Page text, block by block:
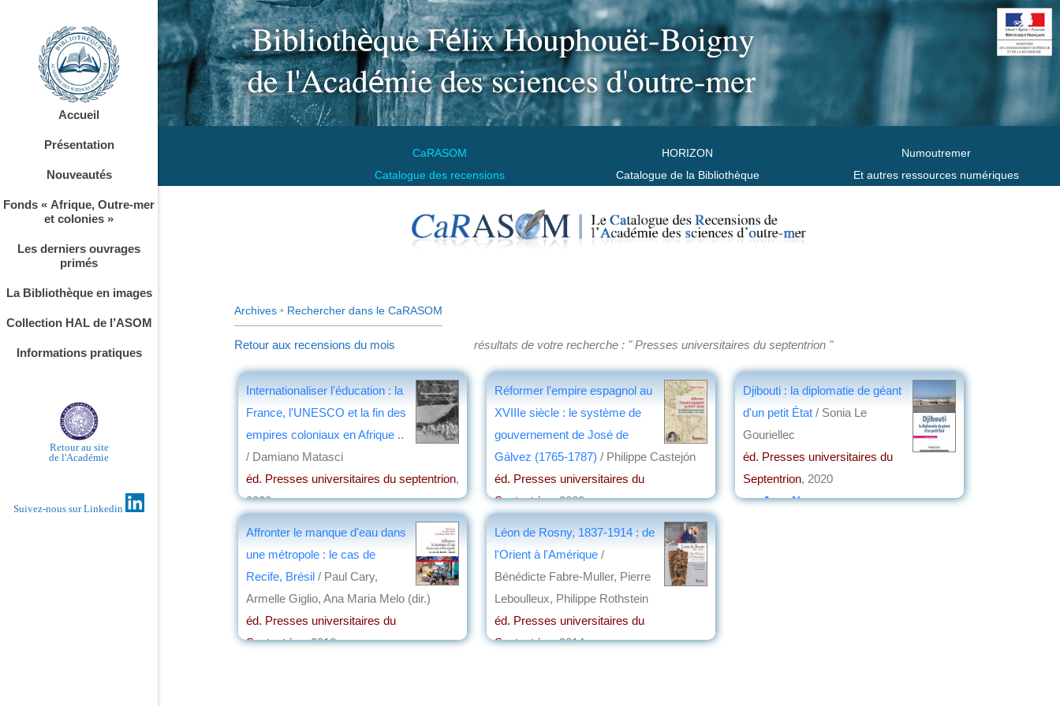
CaRASOM
Catalogue des recensions
HORIZON
Catalogue de la Bibliothèque
Numoutremer
Et autres ressources numériques
Accueil
Présentation
Nouveautés
Fonds « Afrique, Outre-mer
et colonies »
Les derniers ouvrages
primés
La Bibliothèque en images
Collection HAL de l’ASOM
Informations pratiques
Retour au site
de l'Académie
Suivez-nous sur Linkedin
Archives • Rechercher dans le CaRASOM
Retour aux recensions du mois résultats de votre recherche : " Presses universitaires du septentrion "
Internationaliser l'éducation : la
France, l'UNESCO et la fin des
empires coloniaux en Afrique ..
/ Damiano Matasci
éd. Presses universitaires du septentrion,
2023
Réformer l'empire espagnol au
XVIIIe siècle : le système de
gouvernement de José de
Gálvez (1765-1787) / Philippe Castejón
éd. Presses universitaires du
Septentrion, 2020
Djibouti : la diplomatie de géant
d'un petit État / Sonia Le
Gouriellec
éd. Presses universitaires du
Septentrion, 2020
parJean Nemo
Affronter le manque d'eau dans
une métropole : le cas de
Recife, Brésil / Paul Cary,
Armelle Giglio, Ana Maria Melo (dir.)
éd. Presses universitaires du
Septentrion, 2018
Léon de Rosny, 1837-1914 : de
l'Orient à l'Amérique /
Bénédicte Fabre-Muller, Pierre
Leboulleux, Philippe Rothstein
éd. Presses universitaires du
Septentrion, 2014